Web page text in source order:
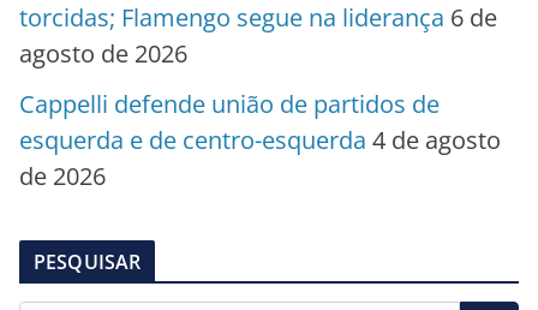
torcidas; Flamengo segue na liderança 6 de
agosto de 2026
Cappelli defende união de partidos de
esquerda e de centro-esquerda 4 de agosto
de 2026
PESQUISAR